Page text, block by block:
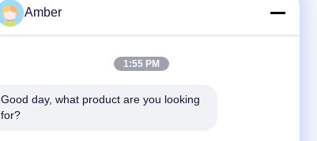
Amber
1:55 PM
Good day, what product are you looking
for?